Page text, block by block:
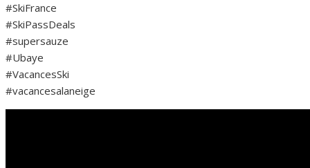
#SkiFrance
#SkiPassDeals
#supersauze
#Ubaye
#VacancesSki
#vacancesalaneige